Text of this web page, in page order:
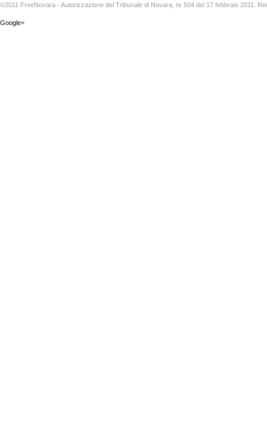
©2011 FreeNovara - Autorizzazione del Tribunale di Novara, nr 504 del 17 febbraio 2011.
Google+